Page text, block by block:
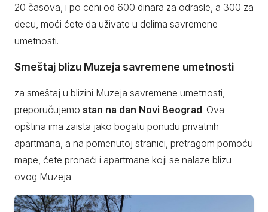
20 časova, i po ceni od 600 dinara za odrasle, a 300 za
decu, moći ćete da uživate u delima savremene
umetnosti.
Smeštaj blizu Muzeja savremene umetnosti
za smeštaj u blizini Muzeja savremene umetnosti,
preporučujemo stan na dan Novi Beograd. Ova
opština ima zaista jako bogatu ponudu privatnih
apartmana, a na pomenutoj stranici, pretragom pomoću
mape, ćete pronaći i apartmane koji se nalaze blizu
ovog Muzeja